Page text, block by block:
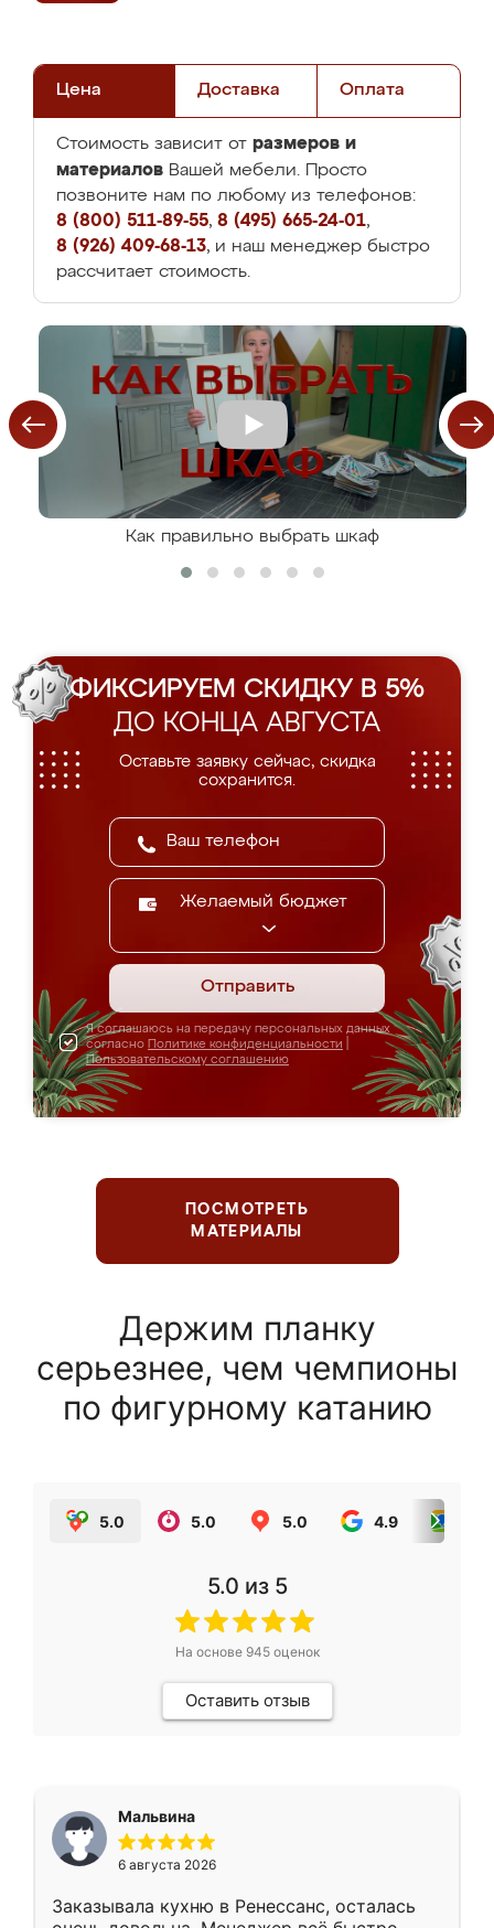
Цена Доставка Оплата
Стоимость зависит от размеров и
материалов Вашей мебели. Просто
позвоните нам по любому из телефонов:
8 (800) 511-89-55, 8 (495) 665-24-01,
8 (926) 409-68-13, и наш менеджер быстро
рассчитает стоимость.
Как правильно выбрать шкаф
ФИКСИРУЕМ СКИДКУ В 5%
ДО КОНЦА АВГУСТА
Оставьте заявку сейчас, скидка
сохранится.
Желаемый бюджет
Отправить
Я соглашаюсь на передачу персональных данных
согласно Политике конфиденциальности
Пользовательскому соглашению
ПОСМОТРЕТЬ
МАТЕРИАЛЫ
Держим планку
серьезнее, чем чемпионы
по фигурному катанию
5.0 5.0 5.0 4.9
5.0 из 5
На основе 945оценок
Оставить отзыв
Мальвина
6 августа 2026
Заказывала кухню в Ренессанс, осталась